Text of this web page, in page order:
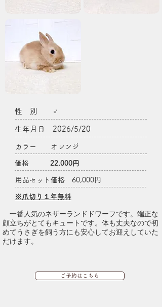
性 別 ♂
生年月日 2026/5/20
カラー オレンジ
価格 22,000円
用品セット価格 60,000円
​※爪切り１年無料
​ 一番人気のネザーランドドワーフです。端正な
顔立ちがとてもキュートです。体も丈夫なので初
めてうさぎを飼う方にも安心してお迎えしていた
だけます。
ご予約はこちら